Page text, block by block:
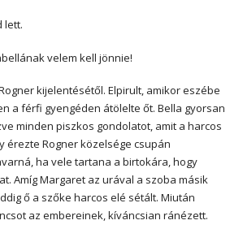
lett.
velem kell jönnie!
kijelentésétől. Elpirult, amikor eszébe
a férfi gyengéden átölelte őt. Bella gyorsan
minden piszkos gondolatot, amit a harcos
érezte Rogner közelsége csupán
ha vele tartana a birtokára, hogy
Amíg Margaret az urával a szoba másik
ő a szőke harcos elé sétált. Miután
az embereinek, kíváncsian ránézett.